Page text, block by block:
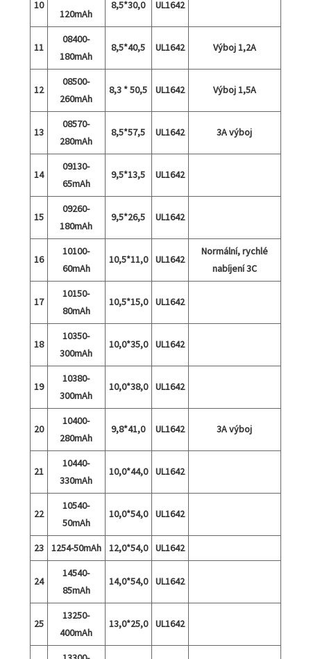
10
120mAh
8,5*30,0 UL1642
11
08400-
180mAh
8,5*40,5 UL1642 Výboj 1,2A
12
08500-
260mAh
8,3 * 50,5 UL1642 Výboj 1,5A
13
08570-
280mAh
8,5*57,5 UL1642 3A výboj
14
09130-
65mAh
9,5*13,5 UL1642
15
09260-
180mAh
9,5*26,5 UL1642
16
10100-
60mAh
10,5*11,0 UL1642
Normální, rychlé
nabíjení 3C
17
10150-
80mAh
10,5*15,0 UL1642
18
10350-
300mAh
10,0*35,0 UL1642
19
10380-
300mAh
10,0*38,0 UL1642
20
10400-
280mAh
9,8*41,0 UL1642 3A výboj
21
10440-
330mAh
10,0*44,0 UL1642
22
10540-
50mAh
10,0*54,0 UL1642
23 1254-50mAh 12,0*54,0 UL1642
24
14540-
85mAh
14,0*54,0 UL1642
25
13250-
400mAh
13,0*25,0 UL1642